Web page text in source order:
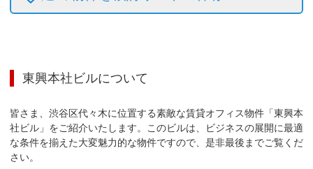
東興本社ビルについて
皆さま、渋谷区代々木に位置する素敵な賃貸オフィス物件「東興本
社ビル」をご紹介いたします。このビルは、ビジネスの展開に最適
な条件を揃えた大変魅力的な物件ですので、是非最後までご覧くだ
さい。